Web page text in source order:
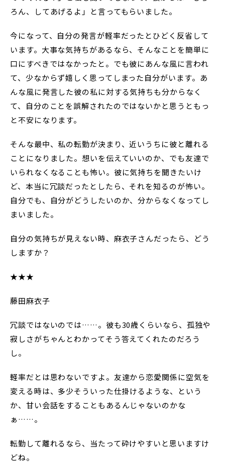
ろん、してあげるよ」と言ってもらいました。
今になって、自分の発言が軽率だったとひどく反省して
います。大事な気持ちがあるなら、そんなことを簡単に
口にすべきではなかったと。でも彼にあんな風に言われ
て、少なからず嬉しく思ってしまった自分がいます。あ
んな風に発言した彼の私に対する気持ちも分からなく
て、自分のことを誤解されたのではないかと思うともっ
と不安になります。
そんな最中、私の転勤が決まり、近いうちに彼と離れる
ことになりました。想いを伝えていいのか、でも友達で
いられなくなることも怖い。彼に気持ちを聞きたいけ
ど、本当に冗談だったとしたら、それを知るのが怖い。
自分でも、自分がどうしたいのか、分からなくなってし
まいました。
自分の気持ちが見えない時、麻衣子さんだったら、どう
しますか？
★★★
藤田麻衣子
冗談ではないのでは……。彼も30歳くらいなら、孤独や
寂しさがちゃんとわかってそう答えてくれたのだろう
し。
軽率だとは思わないですよ。友達から恋愛関係に空気を
変える時は、多少そういった仕掛けるような、という
か、甘い会話をすることもあるんじゃないのかな
ぁ……。
転勤して離れるなら、当たって砕けやすいと思いますけ
どね。